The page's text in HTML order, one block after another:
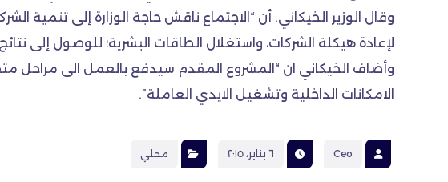
وقال الوزير الخيكاني, أن “الاجتماع ناقش حاجة الوزارة إلى
لإعادة هيكلة الشركات، واستغلال الطاقات البشرية؛ للوصول إلى
وأضاف الخيكاني ان “المشروع المقدم سيدفع بالعمل الى مراحل
الامكانات الداخلية وتشغيل الايدي العاملة”.
Ceo ٦ يناير، ٢٠١٥ محلي